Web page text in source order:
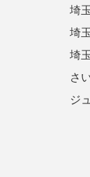
埼
埼
埼
さ
ジ